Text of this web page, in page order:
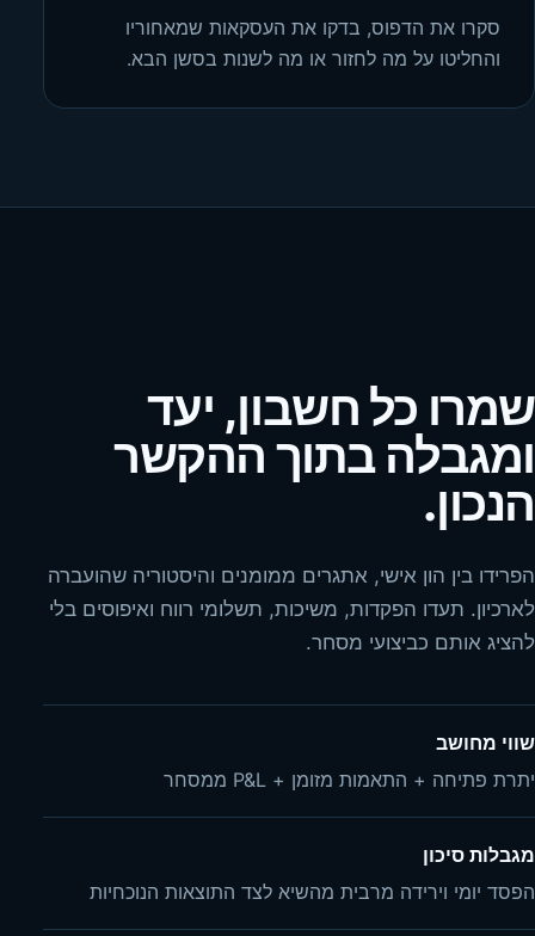
סקרו את הדפוס, בדקו את העסקאות שמאחוריו
והחליטו על מה לחזור או מה לשנות בסשן הבא.
שמרו כל חשבון, יעד
ומגבלה בתוך ההקשר
הנכון.
הפרידו בין הון אישי, אתגרים ממומנים והיסטוריה שהועברה
לארכיון. תעדו הפקדות, משיכות, תשלומי רווח ואיפוסים בלי
להציג אותם כביצועי מסחר.
שווי מחושב
יתרת פתיחה + התאמות מזומן + P&L ממסחר
מגבלות סיכון
הפסד יומי וירידה מרבית מהשיא לצד התוצאות הנוכחיות